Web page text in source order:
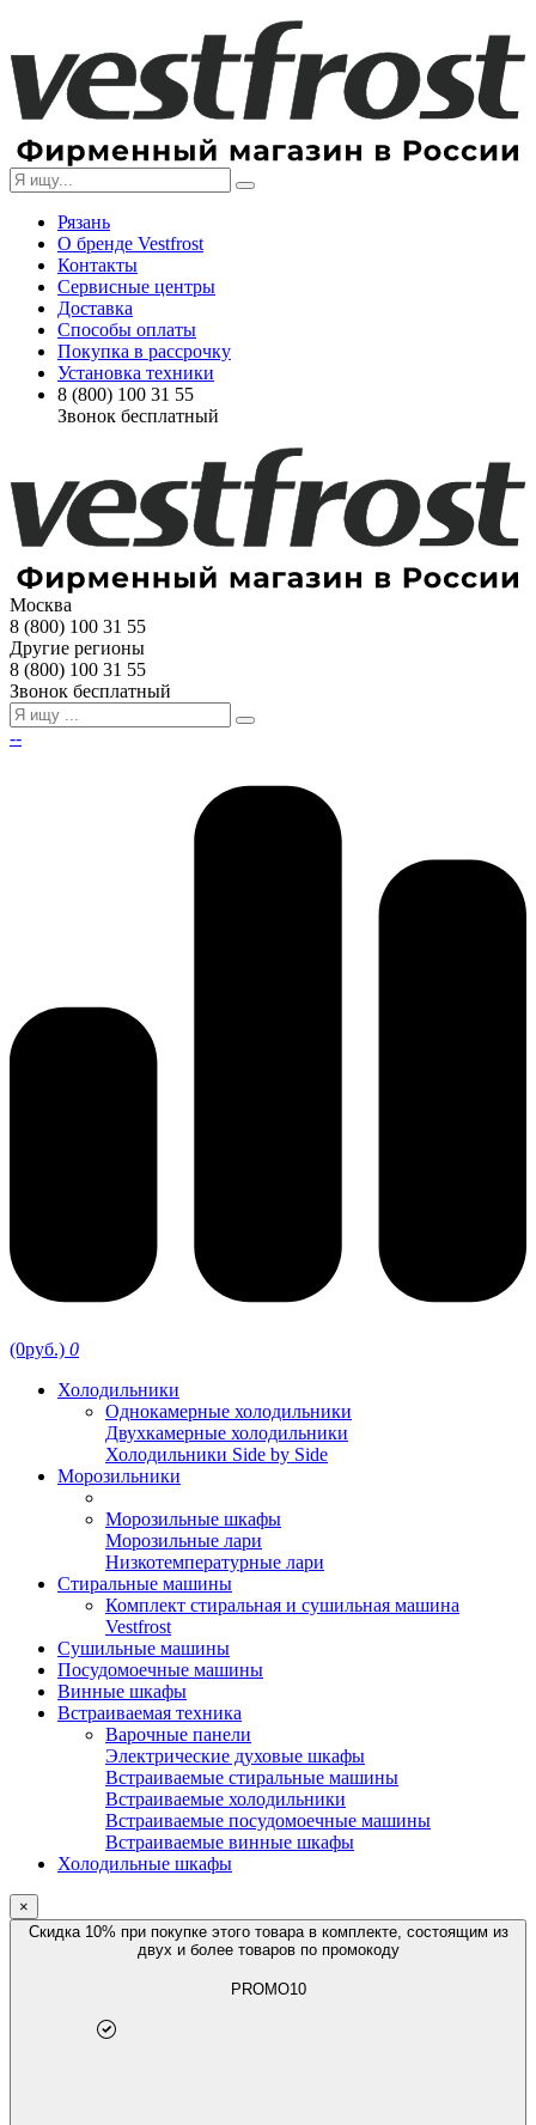
Рязань
О бренде Vestfrost
Контакты
Сервисные центры
Доставка
Способы оплаты
Покупка в рассрочку
Установка техники
8 (800) 100 31 55
Звонок бесплатный
Москва
8 (800) 100 31 55
Другие регионы
8 (800) 100 31 55
Звонок бесплатный
--
(0руб.) 0
Холодильники
Однокамерные холодильники
Двухкамерные холодильники
Холодильники Side by Side
Морозильники
Морозильные шкафы
Морозильные лари
Низкотемпературные лари
Стиральные машины
Комплект стиральная и сушильная машина
Vestfrost
Сушильные машины
Посудомоечные машины
Винные шкафы
Встраиваемая техника
Варочные панели
Электрические духовые шкафы
Встраиваемые стиральные машины
Встраиваемые холодильники
Встраиваемые посудомоечные машины
Встраиваемые винные шкафы
Холодильные шкафы
×
Скидка 10% при покупке этого товара в комплекте, состоящим из
двух и более товаров по промокоду
PROMO10